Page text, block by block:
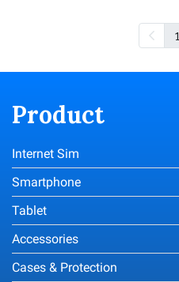
1
Product
Internet Sim
Smartphone
Tablet
Accessories
Cases & Protection